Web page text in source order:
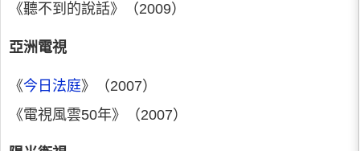
《聽不到的說話》（2009）
亞洲電視
《今日法庭》（2007）
《電視風雲50年》（2007）